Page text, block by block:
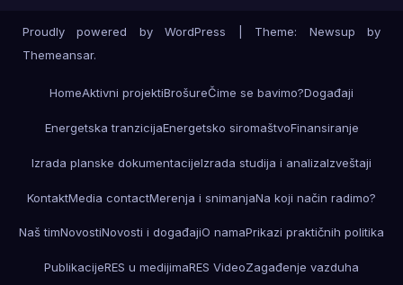
Proudly powered by WordPress
Theme: Newsup by
Themeansar.
HomeAktivni projektiBrošureČime se bavimo?Događaji
Energetska tranzicijaEnergetsko siromaštvoFinansiranje
Izrada planske dokumentacijeIzrada studija i analizaIzveštaji
KontaktMedia contactMerenja i snimanjaNa koji način radimo?
Naš timNovostiNovosti i događajiO namaPrikazi praktičnih politika
PublikacijeRES u medijimaRES VideoZagađenje vazduha